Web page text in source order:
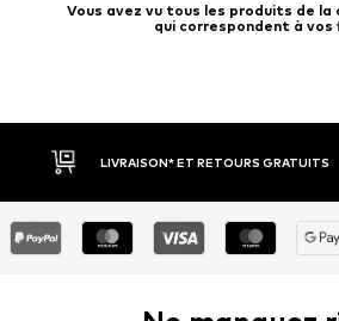
Vous avez vu tous les produits de la
qui correspondent à
LIVRAISON* ET RETOURS GRATUITS